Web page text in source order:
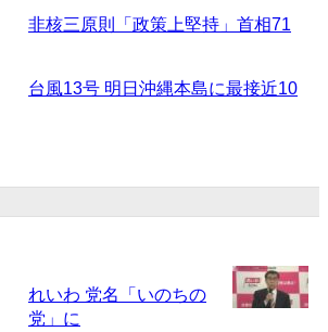
非核三原則「政策上堅持」首相71
台風13号 明日沖縄本島に最接近10
れいわ 党名「いのちの
党」に